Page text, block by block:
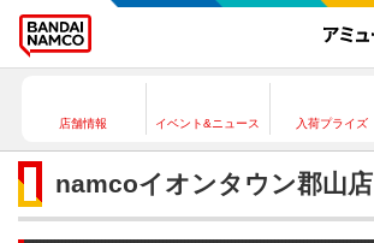
店舗情報 イベント&ニュース 入荷プライズ
namcoイオンタウン郡山店